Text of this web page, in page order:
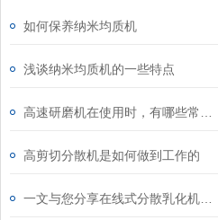
如何保养纳米均质机
浅谈纳米均质机的一些特点
高剪切分散机是如何做到工作的